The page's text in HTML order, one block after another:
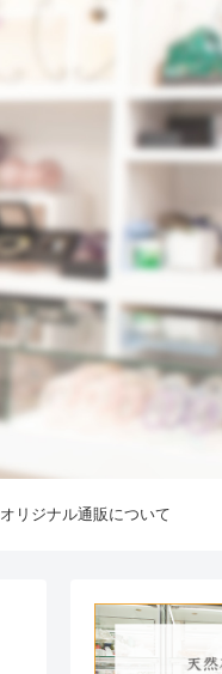
オリジナル通販について